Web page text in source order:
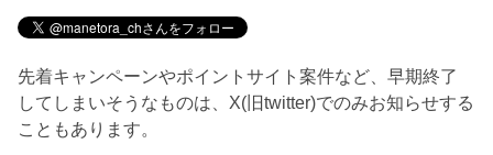
先着キャンペーンやポイントサイト案件など、早期終了
してしまいそうなものは、X(旧twitter)でのみお知らせする
こともあります。